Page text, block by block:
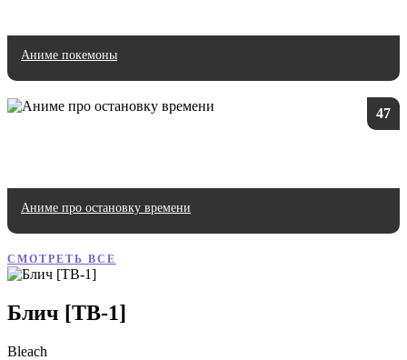
Аниме покемоны
47
Аниме про остановку времени
СМОТРЕТЬ ВСЕ
Блич [ТВ-1]
Bleach